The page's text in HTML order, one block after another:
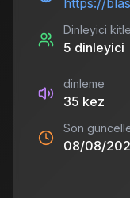
https://
Dinleyici
5 dinleyici
dinleme
35 kez
Son
08/08/